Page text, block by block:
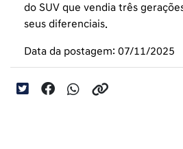
do SUV que vendia três
seus diferenciais.
Data da postagem: 07/11/2025